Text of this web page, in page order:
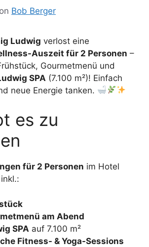
Bob Berger
Ludwig verlost eine
Auszeit für 2 Personen –
Gourmetmenü und
SPA (7.100 m²)! Einfach
neue Energie tanken.
es zu
für 2 Personen im Hotel
am Abend
SPA auf 7.100 m²
Fitness- & Yoga-Sessions